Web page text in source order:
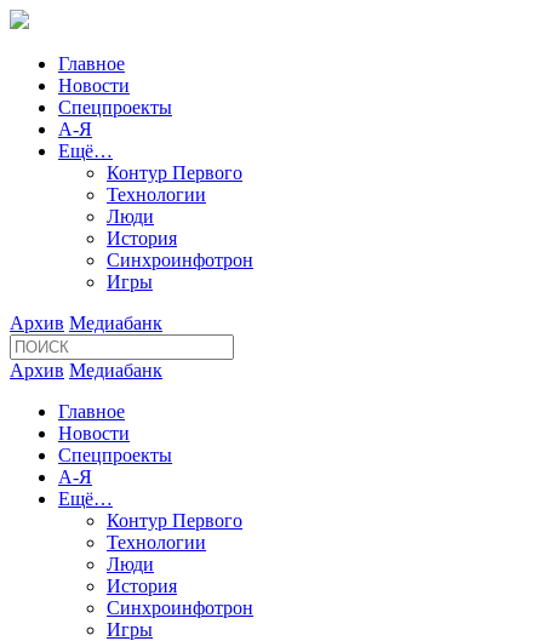
Главное
Новости
Спецпроекты
А-Я
Ещё…
Контур Первого
Технологии
Люди
История
Синхроинфотрон
Игры
Архив Медиабанк
Архив Медиабанк
Главное
Новости
Спецпроекты
А-Я
Ещё…
Контур Первого
Технологии
Люди
История
Синхроинфотрон
Игры